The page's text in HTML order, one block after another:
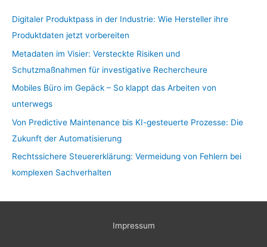
Digitaler Produktpass in der Industrie: Wie Hersteller ihre
Produktdaten jetzt vorbereiten
Metadaten im Visier: Versteckte Risiken und
Schutzmaßnahmen für investigative Rechercheure
Mobiles Büro im Gepäck – So klappt das Arbeiten von
unterwegs
Von Predictive Maintenance bis KI-gesteuerte Prozesse: Die
Zukunft der Automatisierung
Rechtssichere Steuererklärung: Vermeidung von Fehlern bei
komplexen Sachverhalten
Impressum